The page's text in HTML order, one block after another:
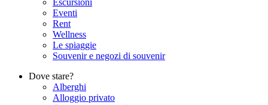
Eventi
Rent
Wellness
Le spiaggie
Souvenir e negozi di souvenir
Dove stare?
Alberghi
Alloggio privato